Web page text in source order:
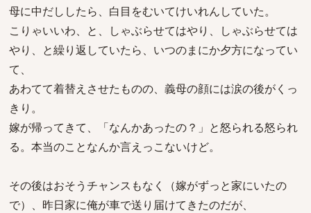
母に中だししたら、白目をむいてけいれんしていた。
こりゃいいわ、と、しゃぶらせてはやり、しゃぶらせては
やり、と繰り返していたら、いつのまにか夕方になってい
て、
あわてて着替えさせたものの、義母の顔には涙の後がくっ
きり。
嫁が帰ってきて、「なんかあったの？」と怒られる怒られ
る。本当のことなんか言えっこないけど。
その後はおそうチャンスもなく（嫁がずっと家にいたの
で）、昨日家に俺が車で送り届けてきたのだが、